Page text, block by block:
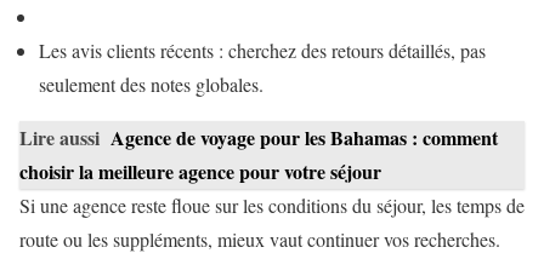
Les avis clients récents : cherchez des retours détaillés, pas
seulement des notes globales.
Lire aussi Agence de voyage pour les Bahamas : comment
choisir la meilleure agence pour votre séjour
Si une agence reste floue sur les conditions du séjour, les temps de
route ou les suppléments, mieux vaut continuer vos recherches.